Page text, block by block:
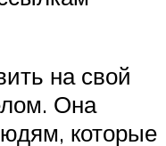
на свой
Она
которые